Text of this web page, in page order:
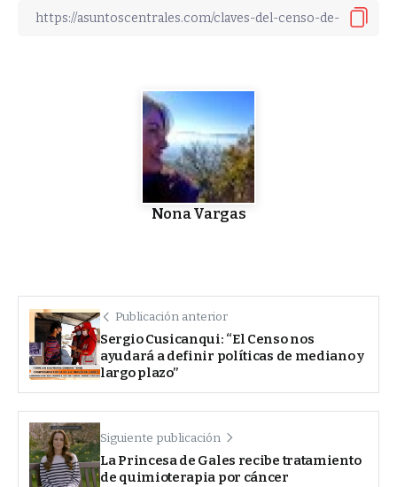
Nona Vargas
Publicación anterior
Sergio Cusicanqui: “El Censo nos
ayudará a definir políticas de mediano y
largo plazo”
Siguiente publicación
La Princesa de Gales recibe tratamiento
de quimioterapia por cáncer